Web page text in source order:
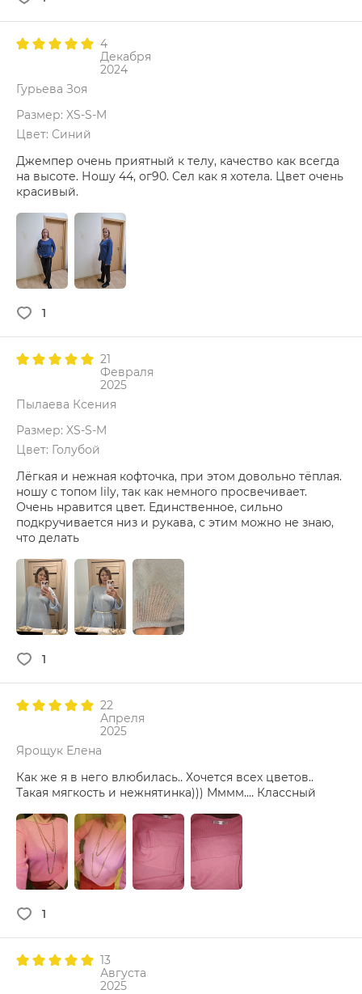
4
Декабря
2024
Гурьева Зоя
Размер: XS-S-M
Цвет: Синий
Джемпер очень приятный к телу, качество как всегда
на высоте. Ношу 44, ог90. Сел как я хотела. Цвет очень
красивый.
1
21
Февраля
2025
Пылаева Ксения
Размер: XS-S-M
Цвет: Голубой
Лёгкая и нежная кофточка, при этом довольно тёплая.
ношу с топом lily, так как немного просвечивает.
Очень нравится цвет. Единственное, сильно
подкручивается низ и рукава, с этим можно не знаю,
что делать
1
22
Апреля
2025
Ярощук Елена
Как же я в него влюбилась.. Хочется всех цветов..
Такая мягкость и нежнятинка))) Мммм.... Классный
1
13
Августа
2025